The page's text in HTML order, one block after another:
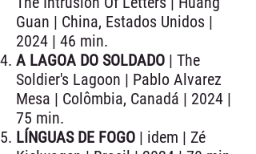
Guan | China, Estados Unidos |
2024 | 46 min.
A LAGOA DO SOLDADO | The
Soldier's Lagoon | Pablo Alvarez
Mesa | Colômbia, Canadá | 2024 |
75 min.
LÍNGUAS DE FOGO | idem | Zé